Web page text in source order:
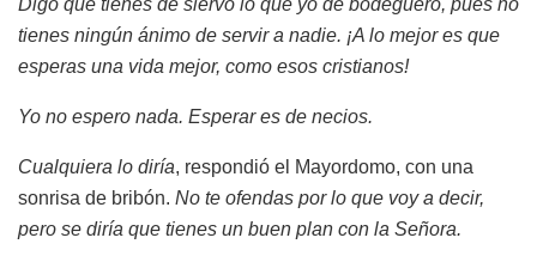
Digo que tienes de siervo lo que yo de bodeguero, pues no
tienes ningún ánimo de servir a nadie. ¡A lo mejor es que
esperas una vida mejor, como esos cristianos!
Yo no espero nada. Esperar es de necios.
Cualquiera lo diría, respondió el Mayordomo, con una
sonrisa de bribón. No te ofendas por lo que voy a decir,
pero se diría que tienes un buen plan con la Señora.